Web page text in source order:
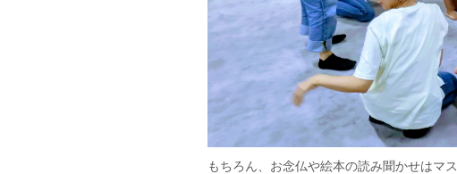
もちろん、お念仏や絵本の読み聞かせはマス